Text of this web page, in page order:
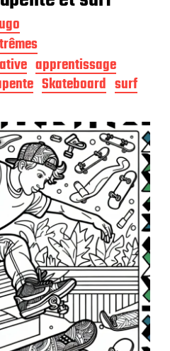
apprentissage
Skateboard surf